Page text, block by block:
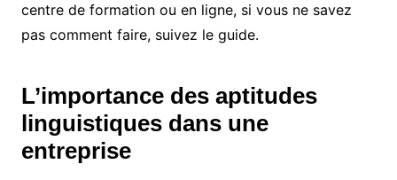
centre de formation ou en ligne, si vous ne savez
pas comment faire, suivez le guide.
L’importance des aptitudes
linguistiques dans une
entreprise